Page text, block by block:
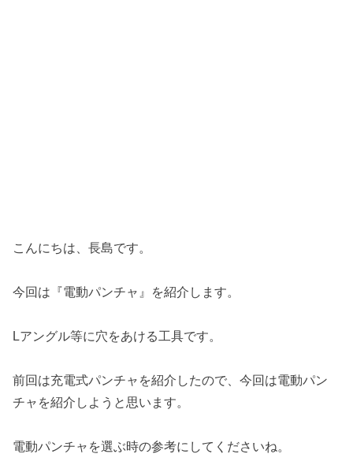
こんにちは、長島です。
今回は『電動パンチャ』を紹介します。
Lアングル等に穴をあける工具です。
前回は充電式パンチャを紹介したので、今回は電動パン
チャを紹介しようと思います。
電動パンチャを選ぶ時の参考にしてくださいね。